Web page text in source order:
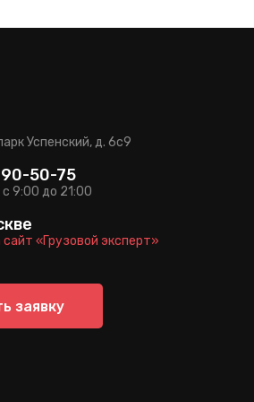
заявку
Успенский, д. 6c9
9:00 до 21:00
50-75
сайт «Грузовой эксперт»